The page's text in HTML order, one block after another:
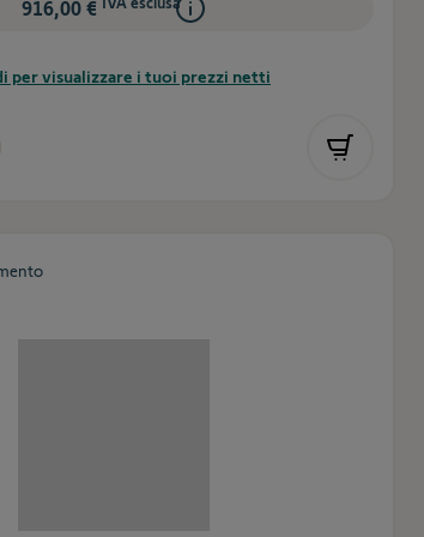
916,00 €
per visualizzare i tuoi prezzi netti